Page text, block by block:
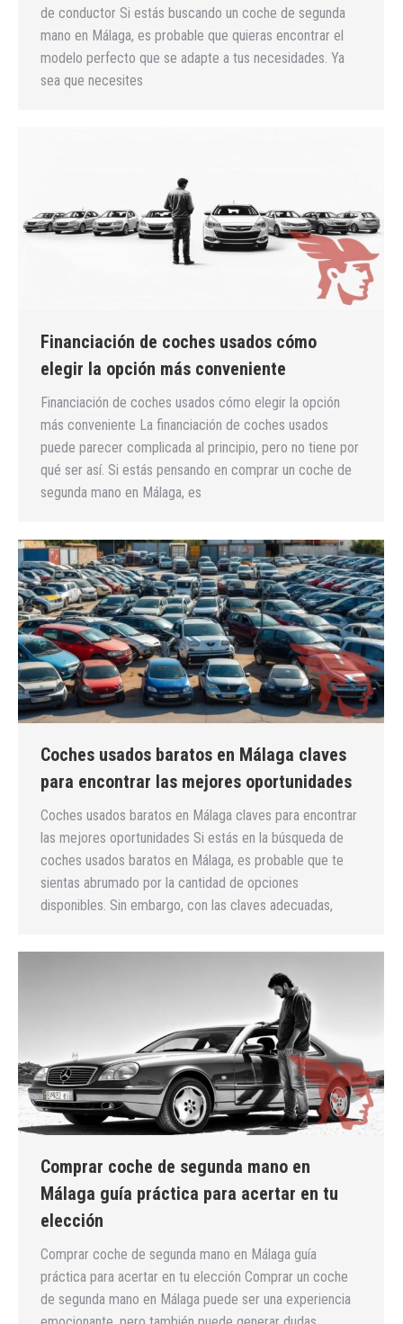
de conductor Si estás buscando un coche de segunda
mano en Málaga, es probable que quieras encontrar el
modelo perfecto que se adapte a tus necesidades. Ya
sea que necesites
Financiación de coches usados cómo
elegir la opción más conveniente
Financiación de coches usados cómo elegir la opción
más conveniente La financiación de coches usados
puede parecer complicada al principio, pero no tiene por
qué ser así. Si estás pensando en comprar un coche de
segunda mano en Málaga, es
Coches usados baratos en Málaga claves
para encontrar las mejores oportunidades
Coches usados baratos en Málaga claves para encontrar
las mejores oportunidades Si estás en la búsqueda de
coches usados baratos en Málaga, es probable que te
sientas abrumado por la cantidad de opciones
disponibles. Sin embargo, con las claves adecuadas,
Comprar coche de segunda mano en
Málaga guía práctica para acertar en tu
elección
Comprar coche de segunda mano en Málaga guía
práctica para acertar en tu elección Comprar un coche
de segunda mano en Málaga puede ser una experiencia